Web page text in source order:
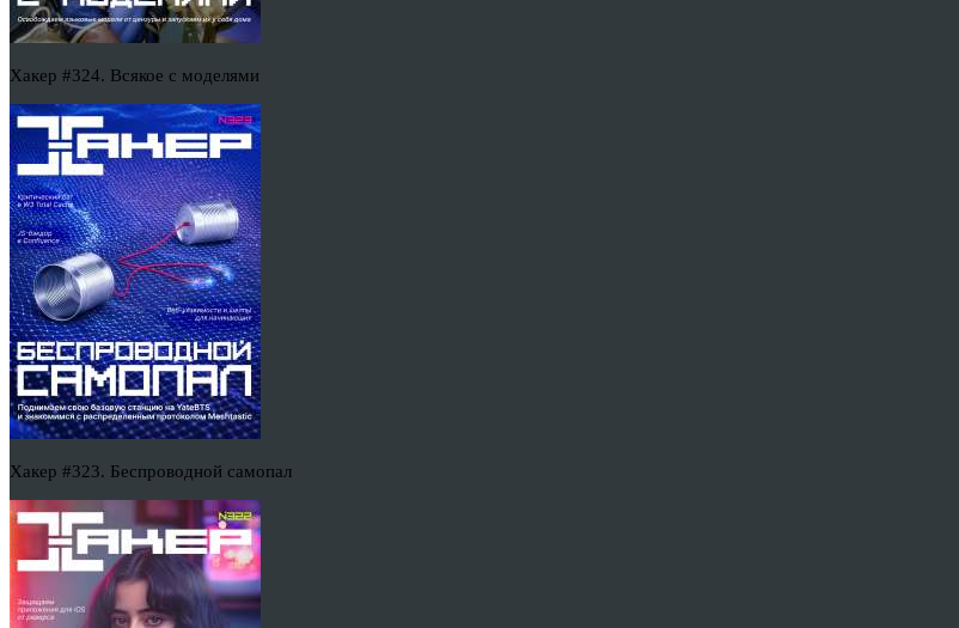
Хакер #324. Всякое с моделями
Хакер #323. Беспроводной самопал